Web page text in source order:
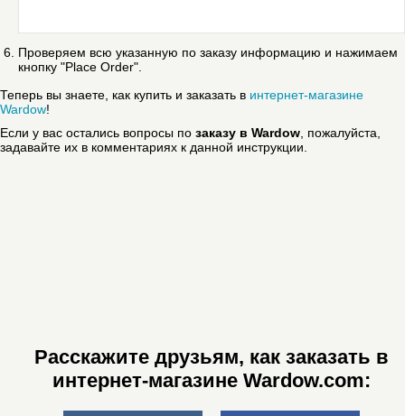
Проверяем всю указанную по заказу информацию и нажимаем
кнопку "Place Order".
Теперь вы знаете, как купить и заказать в интернет-магазине
Wardow!
Если у вас остались вопросы по заказу в Wardow, пожалуйста,
задавайте их в комментариях к данной инструкции.
Расскажите друзьям, как заказать в
интернет-магазине Wardow.com: